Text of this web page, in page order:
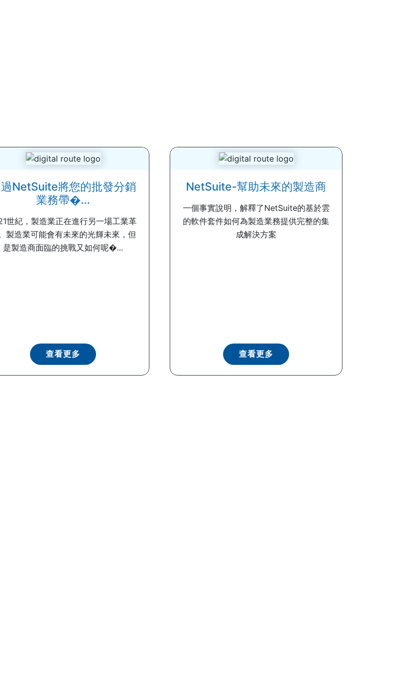
NetSuite將您的批發分銷
業務帶�...
世紀，製造業正在進行另一場工業革
製造業可能會有未來的光輝未來，但
是製造商面臨的挑戰又如何呢�...
查看更多
NetSuite-幫助未來的製造商
一個事實說明，解釋了NetSuite的基於雲
的軟件套件如何為製造業務提供完整的集
成解決方案
查看更多